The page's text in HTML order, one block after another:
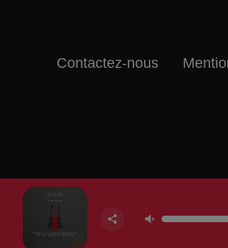
Contactez-nous